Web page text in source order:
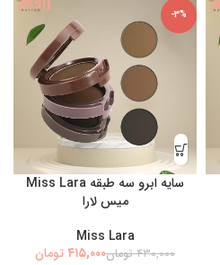
-3%
سایه ابرو سه طبقه Miss Lara
میس لارا
Miss Lara
۴۳۰,۰۰۰ تومان۴۱۵,۰۰۰تومان